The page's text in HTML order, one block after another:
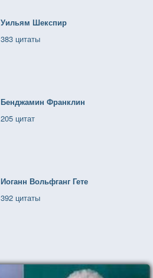
Уильям Шекспир
383 цитаты
Бенджамин Франклин
205 цитат
Иоганн Вольфганг Гете
392 цитаты